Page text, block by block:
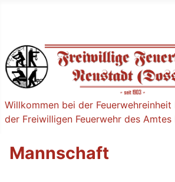
Willkommen bei der
der Freiwilligen Feuerwehr des
Mannschaft